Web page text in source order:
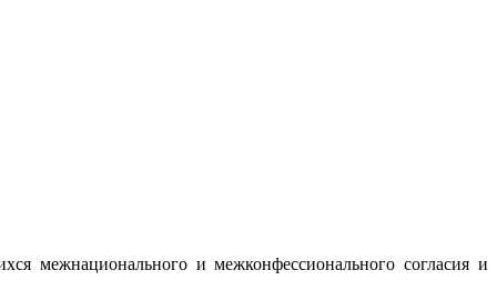
межнационального и межконфессионального согласия и